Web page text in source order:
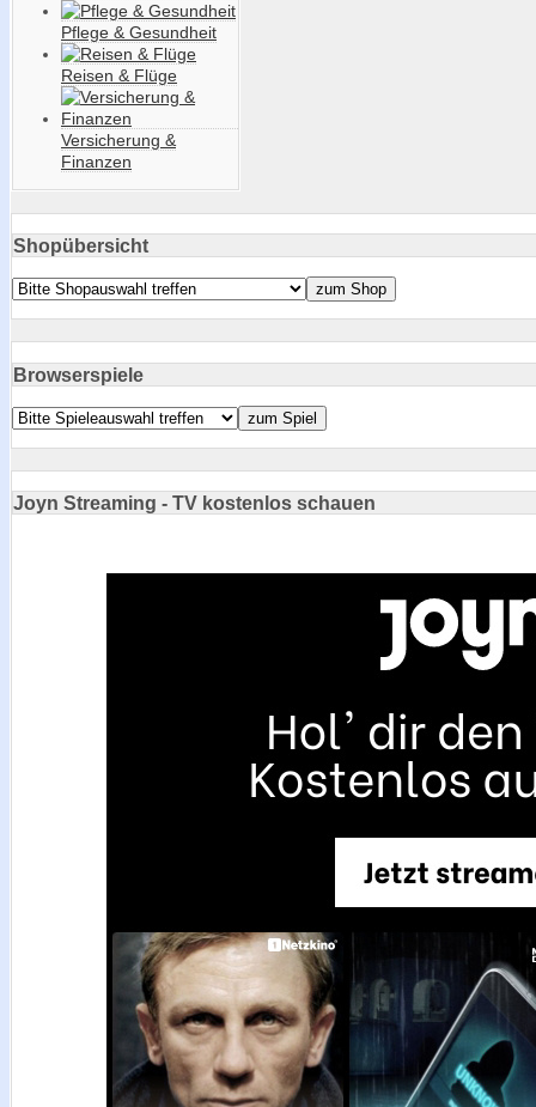
Pflege & Gesundheit
Reisen & Flüge
Versicherung &
Finanzen
Shopübersicht
Browserspiele
Joyn Streaming - TV kostenlos schauen